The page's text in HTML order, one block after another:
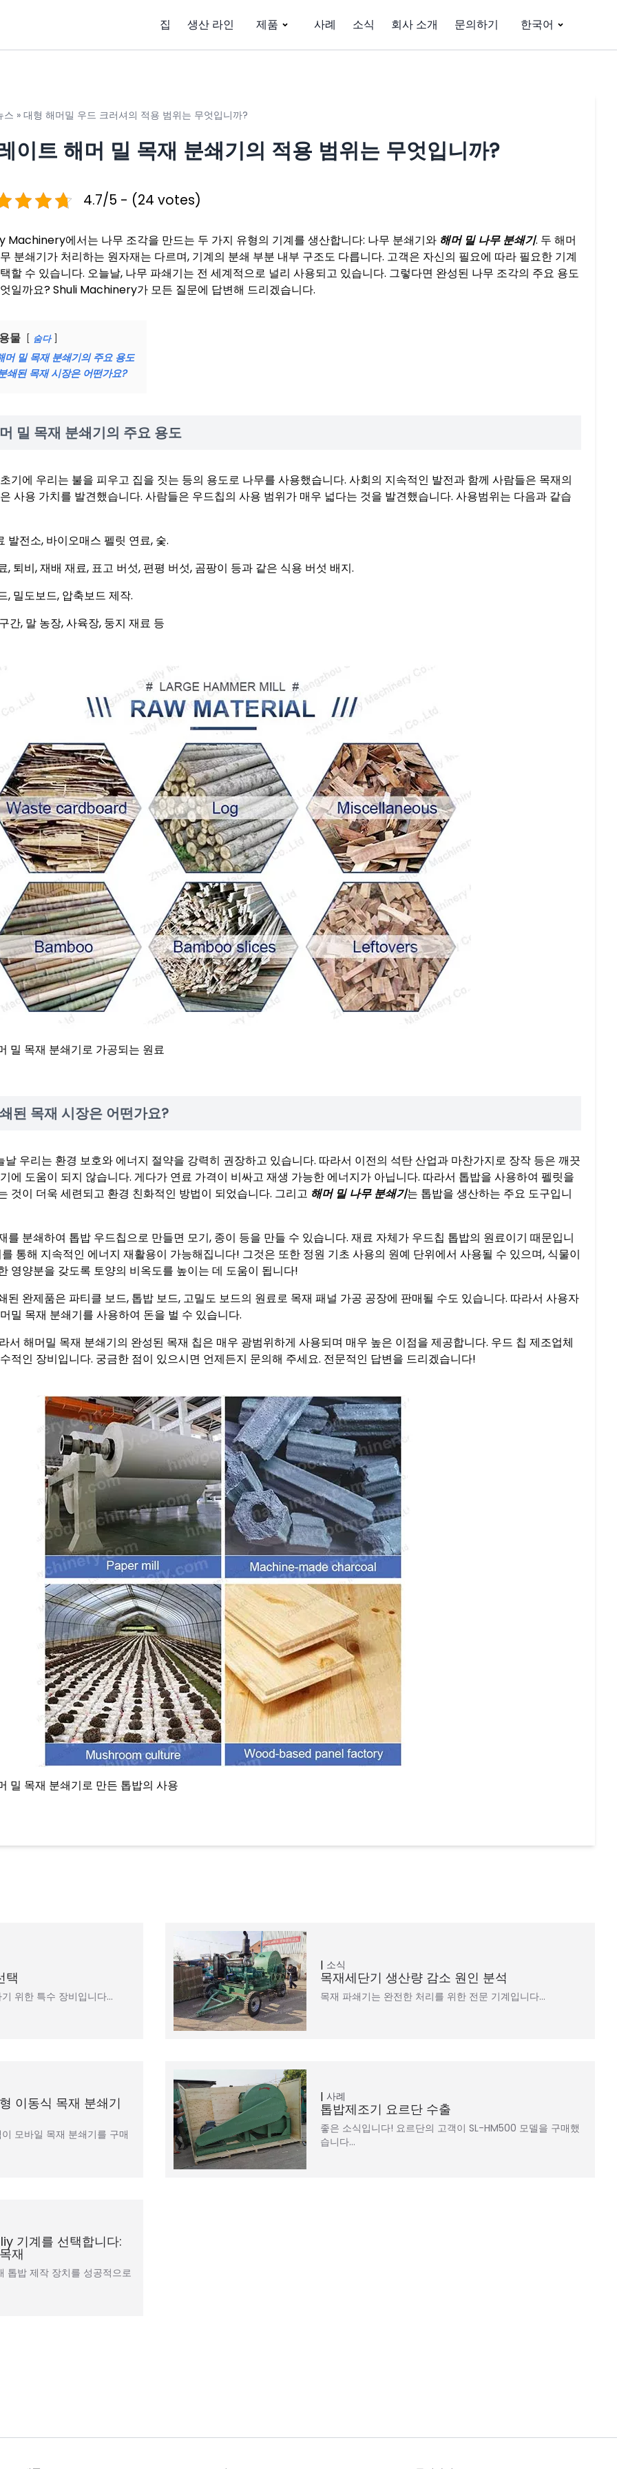
집 생산 라인 제품 사례 소식 회사 소개 문의하기 한국어
스 » 대형 해머밀 우드 크러셔의 적용 범위는 무엇입니까?
이트 해머 밀 목재 분쇄기의 적용 범위는 무엇입니까?
4.7/5 - (24 votes)
Machinery에서는 나무 조각을 만드는 두 가지 유형의 기계를 생산합니다: 나무 분쇄기와 해머 밀 나무 분쇄기. 두 해머
분쇄기가 처리하는 원자재는 다르며, 기계의 분쇄 부분 내부 구조도 다릅니다. 고객은 자신의 필요에 따라 필요한 기계
할 수 있습니다. 오늘날, 나무 파쇄기는 전 세계적으로 널리 사용되고 있습니다. 그렇다면 완성된 나무 조각의 주요 용도
일까요? Shuli Machinery가 모든 질문에 답변해 드리겠습니다.
물 숨다
머 밀 목재 분쇄기의 주요 용도
쇄된 목재 시장은 어떤가요?
밀 목재 분쇄기의 주요 용도
기에 우리는 불을 피우고 집을 짓는 등의 용도로 나무를 사용했습니다. 사회의 지속적인 발전과 함께 사람들은 목재의
사용 가치를 발견했습니다. 사람들은 우드칩의 사용 범위가 매우 넓다는 것을 발견했습니다. 사용범위는 다음과 같습
발전소, 바이오매스 펠릿 연료, 숯.
, 퇴비, 재배 재료, 표고 버섯, 편평 버섯, 곰팡이 등과 같은 식용 버섯 배지.
, 밀도보드, 압축보드 제작.
간, 말 농장, 사육장, 둥지 재료 등
밀 목재 분쇄기로 가공되는 원료
된 목재 시장은 어떤가요?
날 우리는 환경 보호와 에너지 절약을 강력히 권장하고 있습니다. 따라서 이전의 석탄 산업과 마찬가지로 장작 등은 깨끗
에 도움이 되지 않습니다. 게다가 연료 가격이 비싸고 재생 가능한 에너지가 아닙니다. 따라서 톱밥을 사용하여 펠릿을
것이 더욱 세련되고 환경 친화적인 방법이 되었습니다. 그리고 해머 밀 나무 분쇄기는 톱밥을 생산하는 주요 도구입니
를 분쇄하여 톱밥 우드칩으로 만들면 모기, 종이 등을 만들 수 있습니다. 재료 자체가 우드칩 톱밥의 원료이기 때문입니
통해 지속적인 에너지 재활용이 가능해집니다! 그것은 또한 정원 기초 사용의 원예 단위에서 사용될 수 있으며, 식물이
영양분을 갖도록 토양의 비옥도를 높이는 데 도움이 됩니다!
된 완제품은 파티클 보드, 톱밥 보드, 고밀도 보드의 원료로 목재 패널 가공 공장에 판매될 수도 있습니다. 따라서 사용자
밀 목재 분쇄기를 사용하여 돈을 벌 수 있습니다.
서 해머밀 목재 분쇄기의 완성된 목재 칩은 매우 광범위하게 사용되며 매우 높은 이점을 제공합니다. 우드 칩 제조업체
적인 장비입니다. 궁금한 점이 있으시면 언제든지 문의해 주세요. 전문적인 답변을 드리겠습니다!
밀 목재 분쇄기로 만든 톱밥의 사용
택
위한 특수 장비입니다…
소식
목재세단기 생산량 감소 원인 분석
목재 파쇄기는 완전한 처리를 위한 전문 기계입니다…
이동식 목재 분쇄기
모바일 목재 분쇄기를 구매
사례
톱밥제조기 요르단 수출
좋은 소식입니다! 요르단의 고객이 SL-HM500 모델을 구매했
습니다…
기계를 선택합니다:
재
톱밥 제작 장치를 성공적으로